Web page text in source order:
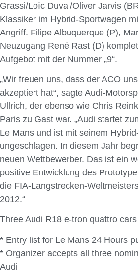
Grassi/Loïc Duval/Oliver Jarvis
Klassiker im Hybrid-Sportwagen
Angriff. Filipe Albuquerque (P),
Neuzugang René Rast (D)
Aufgebot mit der Nummer „9“.
„Wir freuen uns, dass der ACO
akzeptiert hat“, sagte Audi-
Ullrich, der ebenso wie Chris
Paris zu Gast war. „Audi startet
Le Mans und ist mit seinem
ungeschlagen. In diesem Jahr
neuen Wettbewerber. Das ist ein
positive Entwicklung des
die FIA-Langstrecken-
2012.“
Three Audi R18 e-tron quattro
* Entry list for Le Mans 24 Hours
* Organizer accepts all three
Audi